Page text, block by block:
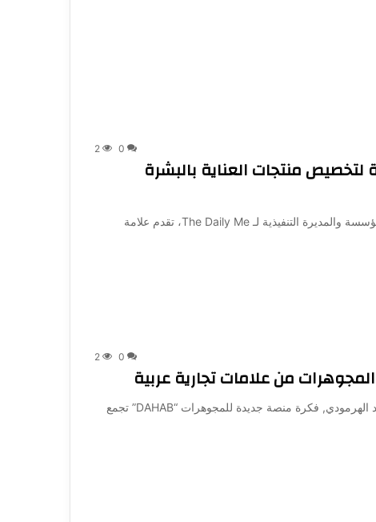
0
2
منتجات العناية بالبشرة
Shark Tank Dubai | رائدة الأعمال: رشا أبو راس، المؤسسة والمديرة التنفيذية لـ The Daily Me، تقدم علامة
0
2
من علامات تجارية عربية
Shark Tank Dubai | قدَّم رائدي الأعمال: محمد وسعيد الهرمودي, فكرة منصة جديدة للمجوهرات “DAHAB” تجمع